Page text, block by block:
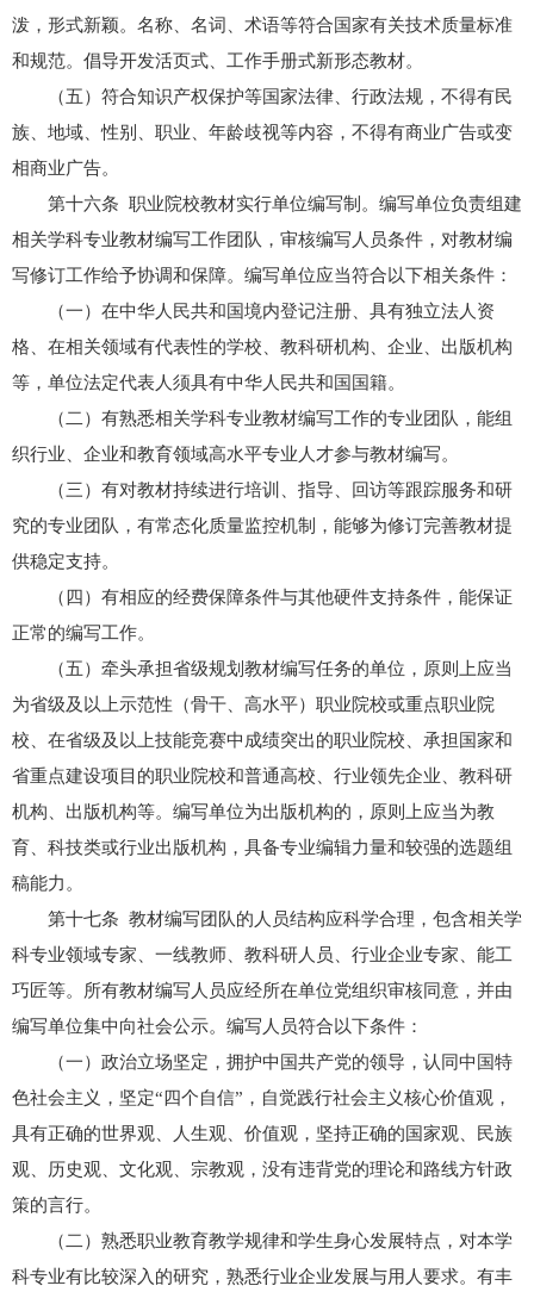
泼，形式新颖。名称、名词、术语等符合国家有关技术质量标准
和规范。倡导开发活页式、工作手册式新形态教材。
（五）符合知识产权保护等国家法律、行政法规，不得有民
族、地域、性别、职业、年龄歧视等内容，不得有商业广告或变
相商业广告。
第十六条 职业院校教材实行单位编写制。编写单位负责组建
相关学科专业教材编写工作团队，审核编写人员条件，对教材编
写修订工作给予协调和保障。编写单位应当符合以下相关条件：
（一）在中华人民共和国境内登记注册、具有独立法人资
格、在相关领域有代表性的学校、教科研机构、企业、出版机构
等，单位法定代表人须具有中华人民共和国国籍。
（二）有熟悉相关学科专业教材编写工作的专业团队，能组
织行业、企业和教育领域高水平专业人才参与教材编写。
（三）有对教材持续进行培训、指导、回访等跟踪服务和研
究的专业团队，有常态化质量监控机制，能够为修订完善教材提
供稳定支持。
（四）有相应的经费保障条件与其他硬件支持条件，能保证
正常的编写工作。
（五）牵头承担省级规划教材编写任务的单位，原则上应当
为省级及以上示范性（骨干、高水平）职业院校或重点职业院
校、在省级及以上技能竞赛中成绩突出的职业院校、承担国家和
省重点建设项目的职业院校和普通高校、行业领先企业、教科研
机构、出版机构等。编写单位为出版机构的，原则上应当为教
育、科技类或行业出版机构，具备专业编辑力量和较强的选题组
稿能力。
第十七条 教材编写团队的人员结构应科学合理，包含相关学
科专业领域专家、一线教师、教科研人员、行业企业专家、能工
巧匠等。所有教材编写人员应经所在单位党组织审核同意，并由
编写单位集中向社会公示。编写人员符合以下条件：
（一）政治立场坚定，拥护中国共产党的领导，认同中国特
色社会主义，坚定“四个自信”，自觉践行社会主义核心价值观，
具有正确的世界观、人生观、价值观，坚持正确的国家观、民族
观、历史观、文化观、宗教观，没有违背党的理论和路线方针政
策的言行。
（二）熟悉职业教育教学规律和学生身心发展特点，对本学
科专业有比较深入的研究，熟悉行业企业发展与用人要求。有丰